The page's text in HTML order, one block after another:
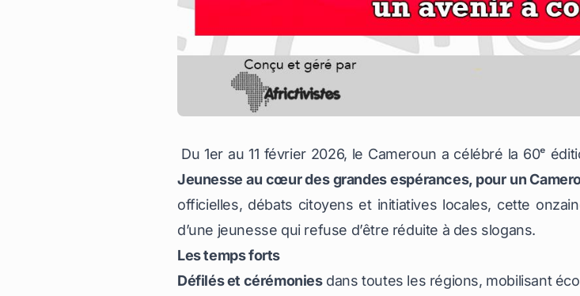
Du 1er au 11 février 2026, le Cameroun a célébré la 60ᵉ
Jeunesse au cœur des grandes espérances, pour un
officielles, débats citoyens et initiatives locales, cette
d’une jeunesse qui refuse d’être réduite à des slogans.
Les temps forts
Défilés et cérémoniesdans toutes les régions, mobilisant